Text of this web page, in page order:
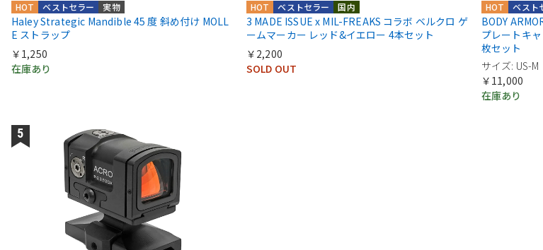
実物
ベストセラー
HOT
Haley Strategic Mandible 45 度 斜め付け MOLL
E ストラップ
￥1,250
在庫あり
国内
ベストセラー
HOT
3 MADE ISSUE x MIL-FREAKS コラボ ベルクロ ゲ
ームマーカー レッド&イエロー 4本セット
￥2,200
SOLD OUT
ベスト
HOT
BODY
プレートキ
枚セット
サイズ: US-M
￥11,000
在庫あり